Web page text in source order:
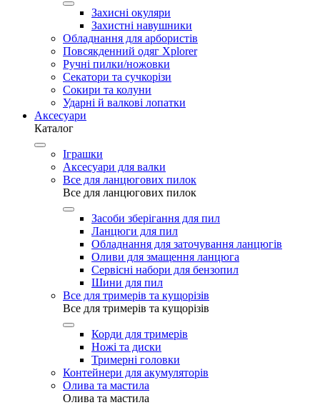
Захисні окуляри
Захистні навушники
Обладнання для арбористів
Повсякденний одяг Xplorer
Ручні пилки/ножовки
Секатори та сучкорізи
Сокири та колуни
Ударні й валкові лопатки
Аксесуари
Каталог
Іграшки
Аксесуари для валки
Все для ланцюгових пилок
Все для ланцюгових пилок
Засоби зберігання для пил
Ланцюги для пил
Обладнання для заточування ланцюгів
Оливи для змащення ланцюга
Сервісні набори для бензопил
Шини для пил
Все для тримерів та кущорізів
Все для тримерів та кущорізів
Корди для тримерів
Ножі та диски
Тримерні головки
Контейнери для акумуляторів
Олива та мастила
Олива та мастила